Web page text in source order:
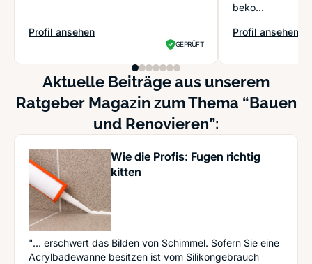
Profil ansehen
: ARS Schlüsseldienst
GEPRÜFT
beko...
Profil ansehen
: Malerbetrieb
Aktuelle Beiträge aus unserem
Ratgeber Magazin zum Thema “Bauen
und Renovieren”:
Wie die Profis: Fugen richtig
kitten
"... erschwert das Bilden von Schimmel. Sofern Sie eine
Acrylbadewanne besitzen ist vom Silikongebrauch